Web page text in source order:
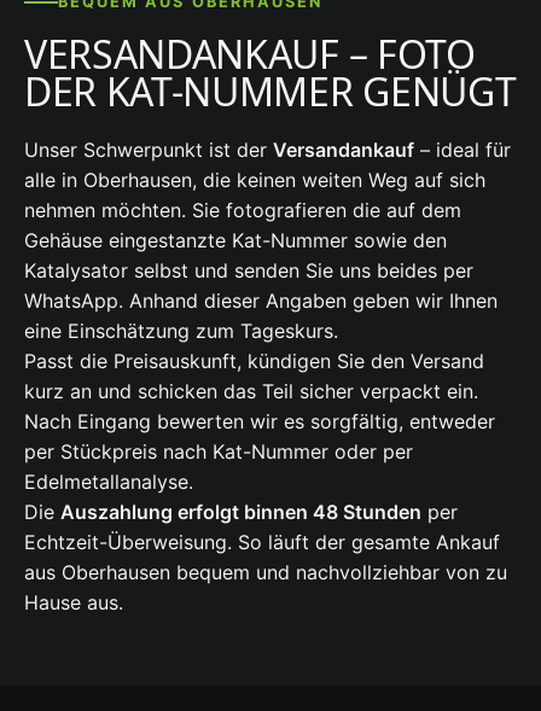
VERSANDANKAUF – FOTO
DER KAT-NUMMER GENÜGT
Unser Schwerpunkt ist der Versandankauf – ideal für
alle in Oberhausen, die keinen weiten Weg auf sich
nehmen möchten. Sie fotografieren die auf dem
Gehäuse eingestanzte Kat-Nummer sowie den
Katalysator selbst und senden Sie uns beides per
WhatsApp. Anhand dieser Angaben geben wir Ihnen
eine Einschätzung zum Tageskurs.
Passt die Preisauskunft, kündigen Sie den Versand
kurz an und schicken das Teil sicher verpackt ein.
Nach Eingang bewerten wir es sorgfältig, entweder
per Stückpreis nach Kat-Nummer oder per
Edelmetallanalyse.
Die Auszahlung erfolgt binnen 48 Stunden per
Echtzeit-Überweisung. So läuft der gesamte Ankauf
aus Oberhausen bequem und nachvollziehbar von zu
Hause aus.